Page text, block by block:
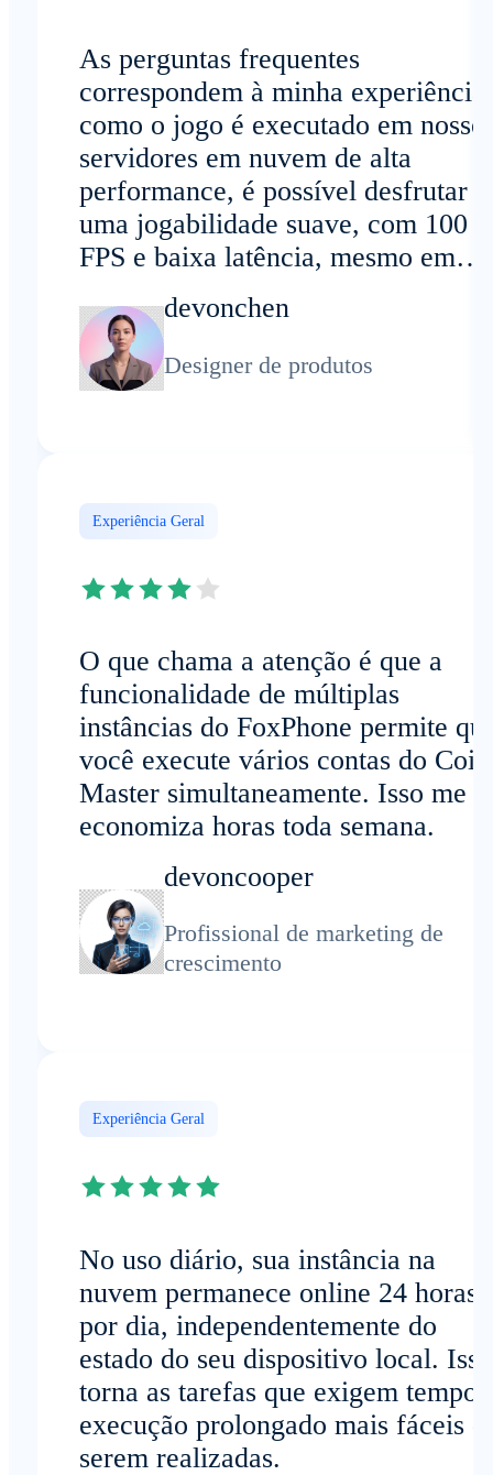
As perguntas frequentes
correspondem à minha experiência:
como o jogo é executado em
servidores em nuvem de alta
performance, é possível desfrutar
uma jogabilidade suave, com 100
FPS e baixa latência, mesmo em
dispositivos mais antigos ou de
desempenho. Isso mantém meu
de trabalho eficiente.
devonchen
Designer de produtos
Experiência Geral
O que chama a atenção é que a
funcionalidade de múltiplas
instâncias do FoxPhone permite
você execute vários contas do Coin
Master simultaneamente. Isso me
economiza horas toda semana.
devoncooper
Profissional de marketing de
crescimento
Experiência Geral
No uso diário, sua instância na
nuvem permanece online 24 horas
por dia, independentemente do
estado do seu dispositivo local. Isso
torna as tarefas que exigem tempo
execução prolongado mais fáceis
serem realizadas.